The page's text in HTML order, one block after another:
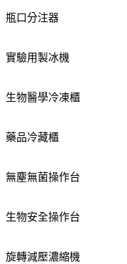
瓶口分注器
實驗用製冰機
生物醫學冷凍櫃
藥品冷藏櫃
無塵無菌操作台
生物安全操作台
旋轉減壓濃縮機